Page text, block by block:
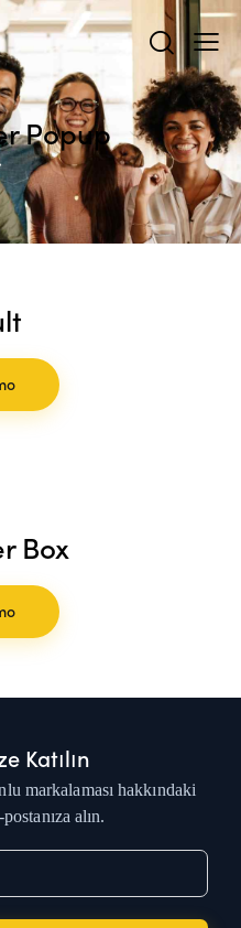
Popup
Box
Katılın
markalaması hakkındaki
alın.